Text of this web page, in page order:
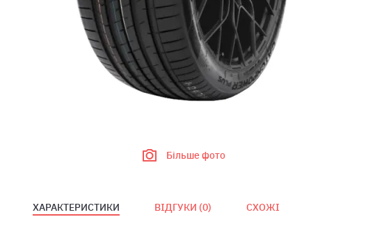
Більше фото
ХАРАКТЕРИСТИКИ ВІДГУКИ (0) СХОЖІ